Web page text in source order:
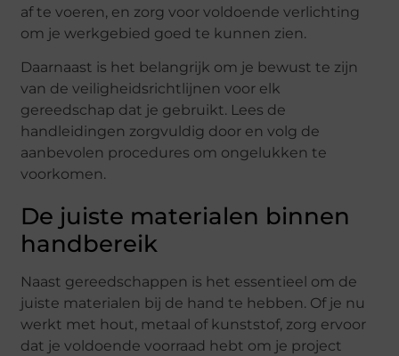
af te voeren, en zorg voor voldoende verlichting
om je werkgebied goed te kunnen zien.
Daarnaast is het belangrijk om je bewust te zijn
van de veiligheidsrichtlijnen voor elk
gereedschap dat je gebruikt. Lees de
handleidingen zorgvuldig door en volg de
aanbevolen procedures om ongelukken te
voorkomen.
De juiste materialen binnen
handbereik
Naast gereedschappen is het essentieel om de
juiste materialen bij de hand te hebben. Of je nu
werkt met hout, metaal of kunststof, zorg ervoor
dat je voldoende voorraad hebt om je project